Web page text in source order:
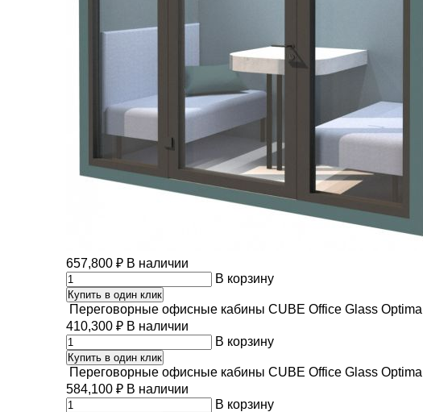
657,800 ₽ В наличии
В корзину
Купить в один клик
Переговорные офисные кабины CUBE Office Glass
410,300 ₽ В наличии
В корзину
Купить в один клик
Переговорные офисные кабины CUBE Office Glass
584,100 ₽ В наличии
В корзину